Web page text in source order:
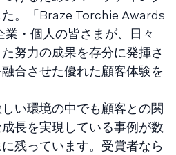
。「Braze Torchie Awards
・個人の皆さまが、日々
努力の成果を存分に発揮さ
合させた優れた顧客体験を
い環境の中でも顧客との関
長を実現している事例が数
残っています。受賞者なら